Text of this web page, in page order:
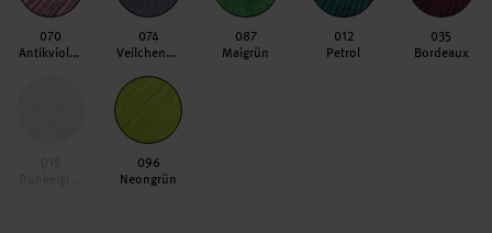
070
Antikviolett
074
Veilchenblau
087
Maigrün
012
Petrol
035
Bordeaux
096
Neongrün